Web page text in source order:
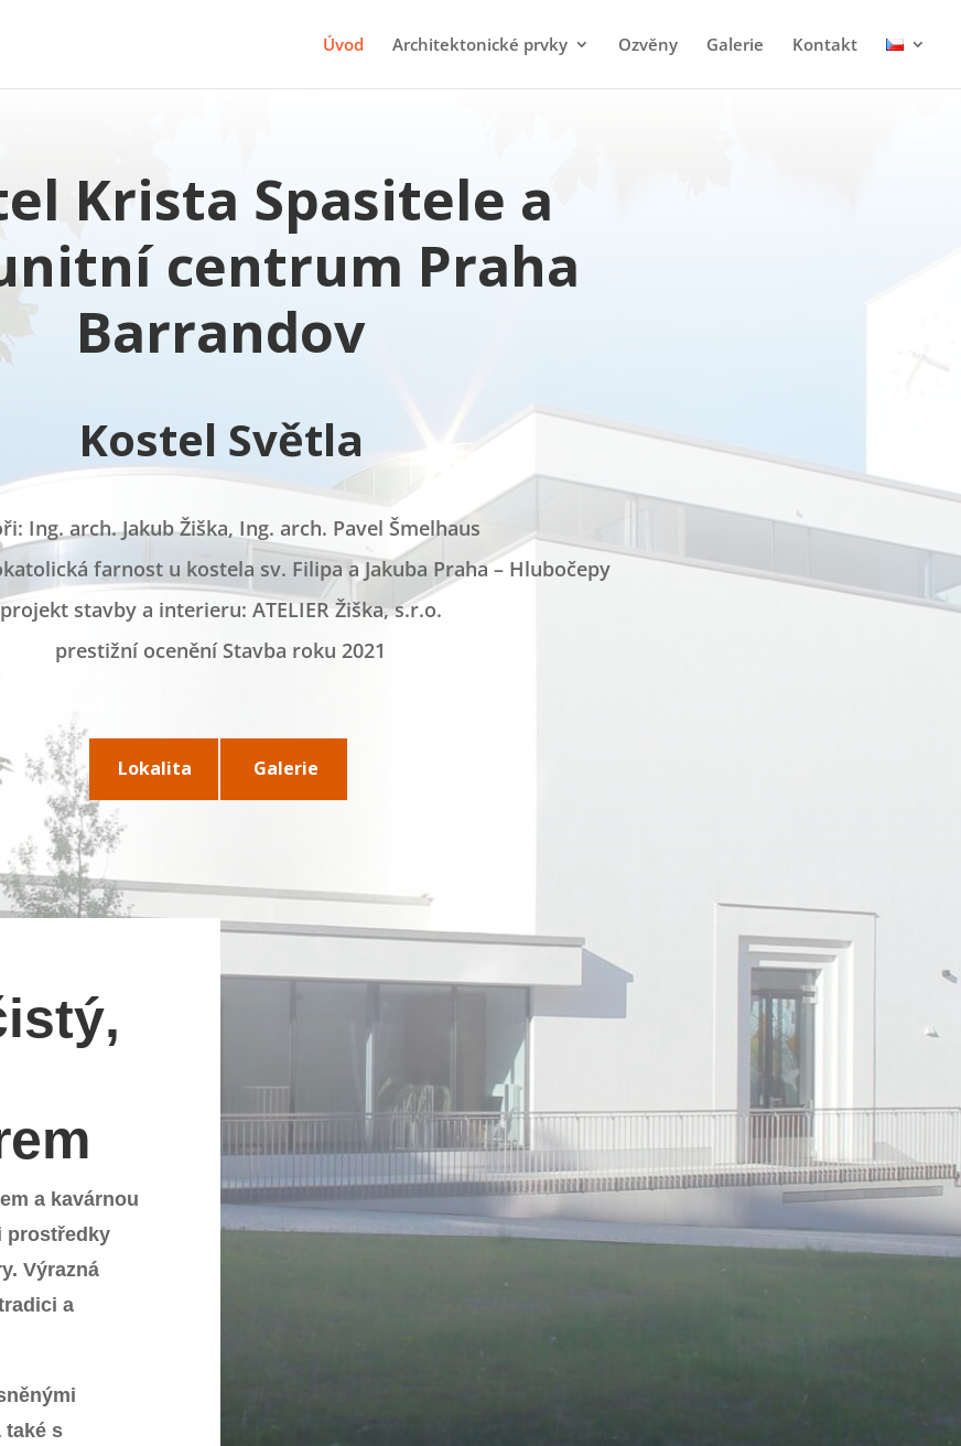
Úvod Architektonické prvky Ozvěny Galerie Kontakt
Krista Spasitele a
centrum Praha
Barrandov
Kostel Světla
Ing. arch. Jakub Žiška, Ing. arch. Pavel Šmelhaus
farnost u kostela sv. Filipa a Jakuba Praha – Hlubočepy
projekt stavby a interieru: ATELIER Žiška, s.r.o.
prestižní ocenění Stavba roku 2021
Lokalita Galerie
a kavárnou
prostředky
Výrazná
a
také s